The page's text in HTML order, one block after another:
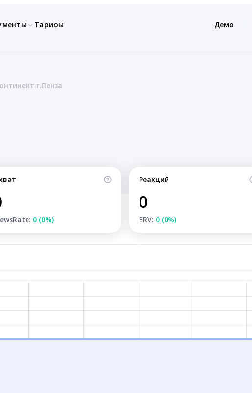
Тарифы Демо
г.Пенза
0 (0%)
Реакций
0
ERV: 0 (0%)